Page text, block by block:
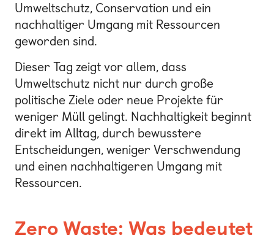
Umweltschutz, Conservation und ein
nachhaltiger Umgang mit Ressourcen
geworden sind.
Dieser Tag zeigt vor allem, dass
Umweltschutz nicht nur durch große
politische Ziele oder neue Projekte für
weniger Müll gelingt. Nachhaltigkeit beginnt
direkt im Alltag, durch bewusstere
Entscheidungen, weniger Verschwendung
und einen nachhaltigeren Umgang mit
Ressourcen.
Zero Waste: Was bedeutet